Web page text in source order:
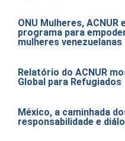
ONU Mulheres, ACNUR
programa para
mulheres venezuelanas
Relatório do ACNUR
Global para Refugiados
México, a caminhada
responsabilidade e